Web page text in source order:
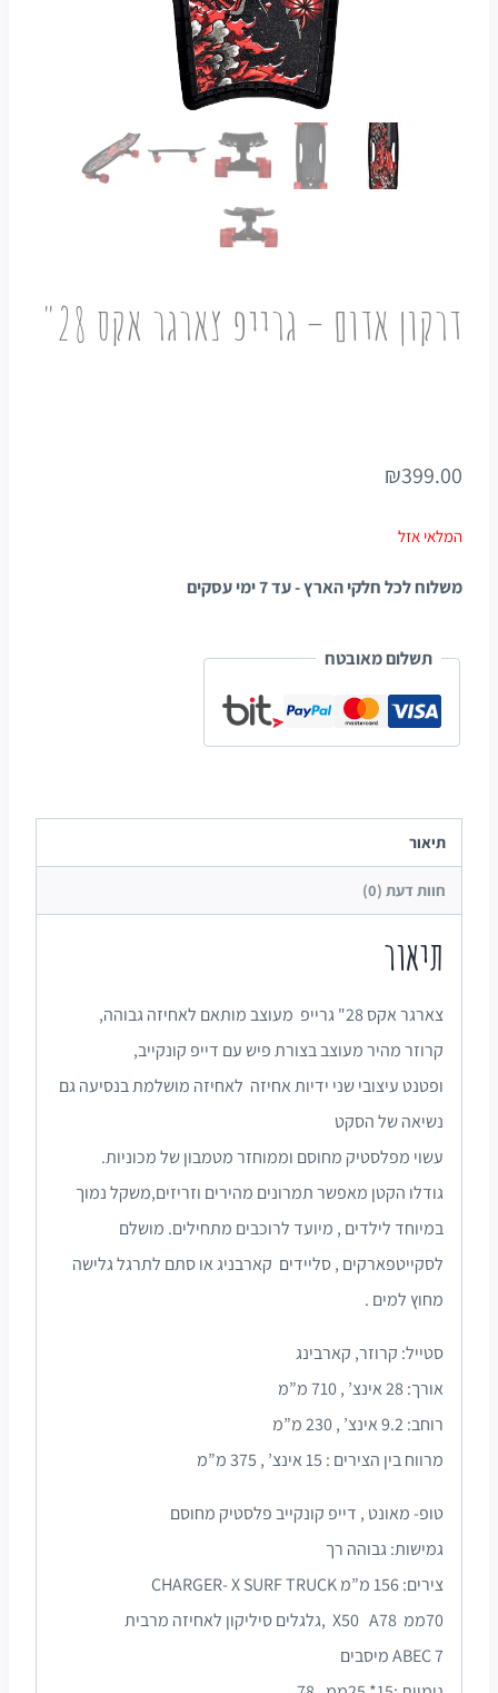
דרקון אדום – גרייפ צארגר אקס 28"
₪399.00
המלאי אזל
משלוח לכל חלקי הארץ - עד 7 ימי עסקים
תשלום מאובטח
תיאור
חוות דעת (0)
תיאור
צארגר אקס 28" גרייפ מעוצב מותאם לאחיזה גבוהה,
קרוזר מהיר מעוצב בצורת פיש עם דייפ קונקייב,
ופטנט עיצובי שני ידיות אחיזה לאחיזה מושלמת בנסיעה גם
נשיאה של הסקט
עשוי מפלסטיק מחוסם וממוחזר מטמבון של מכוניות.
גודלו הקטן מאפשר תמרונים מהירים וזריזים,משקל נמוך
במיוחד לילדים , מיועד לרוכבים מתחילים. מושלם
לסקייטפארקים , סליידים קארבניג או סתם לתרגל גלישה
מחוץ למים .
סטייל: קרוזר, קארבינג
אורך: 28 אינצ’ , 710 מ”מ
רוחב: 9.2 אינצ’ , 230 מ”מ
מרווח בין הצירים : 15 אינצ’ , 375 מ”מ
טופ- מאונט , דייפ קונקייב פלסטיק מחוסם
גמישות: גבוהה רך
צירים: 156 מ”מ CHARGER- X SURF TRUCK
70ממ X50 A78 ,גלגלים סיליקון לאחיזה מרבית
ABEC 7 מיסבים